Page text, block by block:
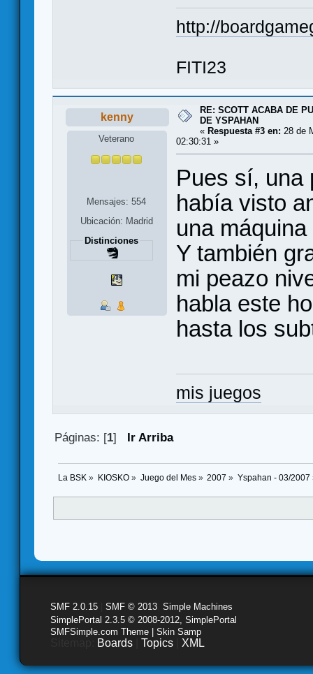
http://
FITI23
kenny
Veterano
Mensajes: 554
Ubicación: Madrid
Distinciones
RE: SCOTT ACABA DE
DE YSPAHAN
« Respuesta #3 en: 28 de
02:30:31 »
Pues sí, una
había visto
una
Y también
mi peazo
habla este
hasta los
mis juegos
Páginas: [1] Ir Arriba
La BSK » KIOSKO» Juego del Mes» 2007 » Yspahan - 03/2007
SMF 2.0.15 SMF © 2013 Simple Machines
SimplePortal 2.3.5 © 2008-2012, SimplePortal
SMFSimple.com Theme | Skin Samp
Boards Topics XML